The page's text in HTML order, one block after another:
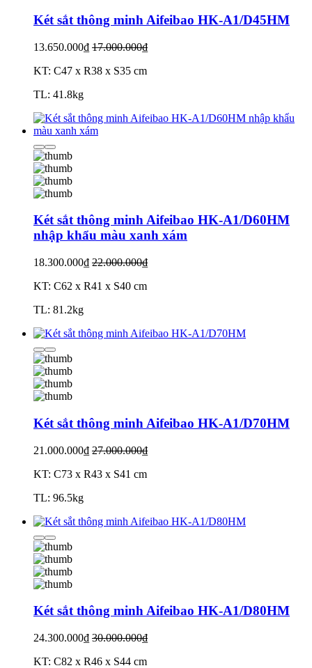
Két sắt thông minh Aifeibao HK-A1/D45HM
13.650.000₫ 17.000.000₫
KT: C47 x R38 x S35 cm
TL: 41.8kg
Két sắt thông minh Aifeibao HK-A1/D60HM
nhập khẩu màu xanh xám
18.300.000₫ 22.000.000₫
KT: C62 x R41 x S40 cm
TL: 81.2kg
Két sắt thông minh Aifeibao HK-A1/D70HM
21.000.000₫ 27.000.000₫
KT: C73 x R43 x S41 cm
TL: 96.5kg
Két sắt thông minh Aifeibao HK-A1/D80HM
24.300.000₫ 30.000.000₫
KT: C82 x R46 x S44 cm